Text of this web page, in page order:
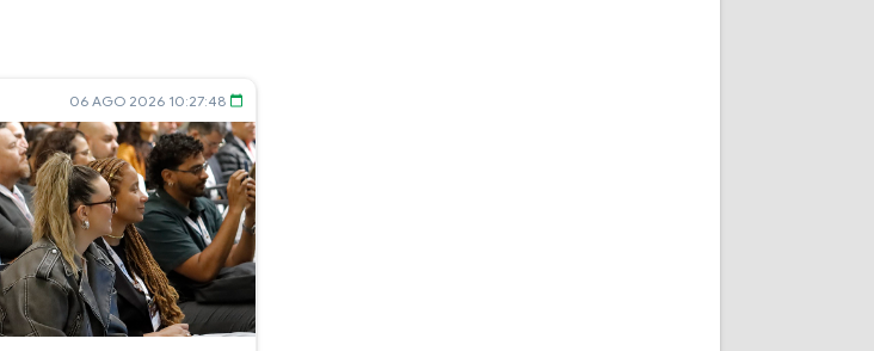
06 AGO 2026 10:27:48 calendar_today